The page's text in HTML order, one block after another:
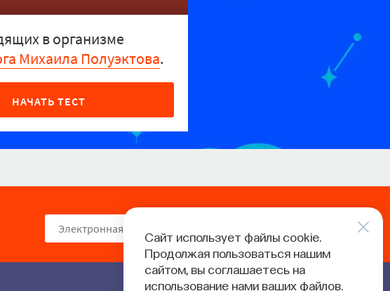
в организме
Михаила Полуэктова.
НАЧАТЬ ТЕСТ
Сайт использует файлы cookie.
Продолжая пользоваться нашим
сайтом, вы соглашаетесь на
использование нами ваших файлов.